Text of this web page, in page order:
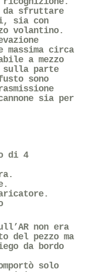
da sfruttare
sia con
volantino.
massima circa
a mezzo
parte
sono
sia per
di 4
non era
del pezzo ma
da bordo
solo